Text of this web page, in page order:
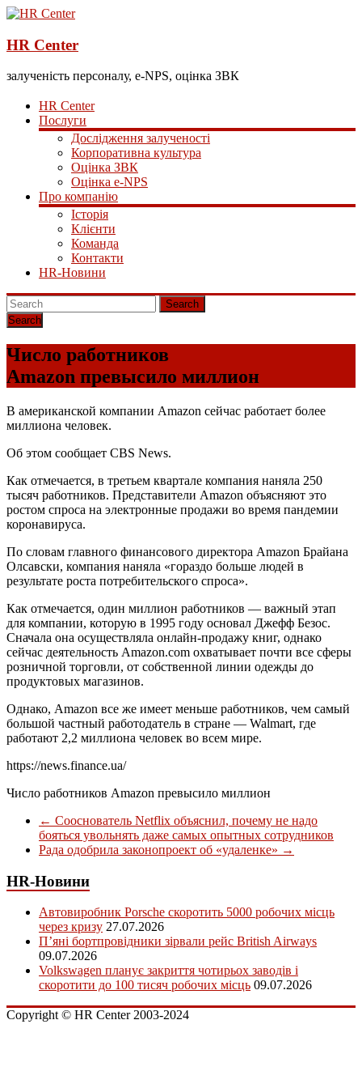
HR Center
залученість персоналу, e-NPS, оцінка ЗВК
HR Center
Послуги
Дослідження залученості
Корпоративна культура
Оцінка ЗВК
Оцінка e-NPS
Про компанію
Історія
Клієнти
Команда
Контакти
HR-Новини
Search
Число работников
Amazon превысило миллион
В американской компании Amazon сейчас работает более
миллиона человек.
Об этом сообщает CBS News.
Как отмечается, в третьем квартале компания наняла 250
тысяч работников. Представители Amazon объясняют это
ростом спроса на электронные продажи во время пандемии
коронавируса.
По словам главного финансового директора Amazon Брайана
Олсавски, компания наняла «гораздо больше людей в
результате роста потребительского спроса».
Как отмечается, один миллион работников — важный этап
для компании, которую в 1995 году основал Джефф Безос.
Сначала она осуществляла онлайн-продажу книг, однако
сейчас деятельность Amazon.com охватывает почти все сферы
розничной торговли, от собственной линии одежды до
продуктовых магазинов.
Однако, Amazon все же имеет меньше работников, чем самый
большой частный работодатель в стране — Walmart, где
работают 2,2 миллиона человек во всем мире.
https://news.finance.ua/
Число работников Amazon превысило миллион
← Сооснователь Netflix объяснил, почему не надо
бояться увольнять даже самых опытных сотрудников
Рада одобрила законопроект об «удаленке» →
HR-Новини
Автовиробник Porsche скоротить 5000 робочих місць
через кризу 27.07.2026
П’яні бортпровідники зірвали рейс British Airways
09.07.2026
Volkswagen планує закриття чотирьох заводів і
скоротити до 100 тисяч робочих місць 09.07.2026
Copyright © HR Center 2003-2024